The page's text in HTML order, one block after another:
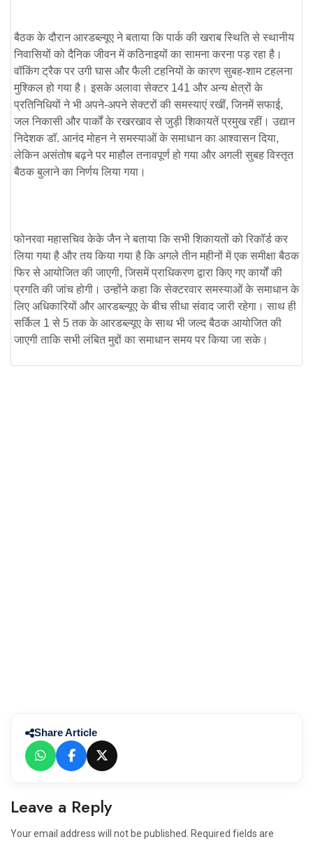
बैठक के दौरान आरडब्ल्यूए ने बताया कि पार्क की खराब स्थिति से स्थानीय
निवासियों को दैनिक जीवन में कठिनाइयों का सामना करना पड़ रहा है।
वॉकिंग ट्रैक पर उगी घास और फैली टहनियों के कारण सुबह-शाम टहलना
मुश्किल हो गया है। इसके अलावा सेक्टर 141 और अन्य क्षेत्रों के
प्रतिनिधियों ने भी अपने-अपने सेक्टरों की समस्याएं रखीं, जिनमें सफाई,
जल निकासी और पार्कों के रखरखाव से जुड़ी शिकायतें प्रमुख रहीं। उद्यान
निदेशक डॉ. आनंद मोहन ने समस्याओं के समाधान का आश्वासन दिया,
लेकिन असंतोष बढ़ने पर माहौल तनावपूर्ण हो गया और अगली सुबह विस्तृत
बैठक बुलाने का निर्णय लिया गया।
फोनरवा महासचिव केके जैन ने बताया कि सभी शिकायतों को रिकॉर्ड कर
लिया गया है और तय किया गया है कि अगले तीन महीनों में एक समीक्षा बैठक
फिर से आयोजित की जाएगी, जिसमें प्राधिकरण द्वारा किए गए कार्यों की
प्रगति की जांच होगी। उन्होंने कहा कि सेक्टरवार समस्याओं के समाधान के
लिए अधिकारियों और आरडब्ल्यूए के बीच सीधा संवाद जारी रहेगा। साथ ही
सर्किल 1 से 5 तक के आरडब्ल्यूए के साथ भी जल्द बैठक आयोजित की
जाएगी ताकि सभी लंबित मुद्दों का समाधान समय पर किया जा सके।
Share Article
Leave a Reply
Your email address will not be published. Required fields are